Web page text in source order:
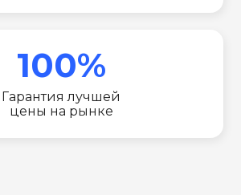
100%
Гарантия лучшей
цены на рынке